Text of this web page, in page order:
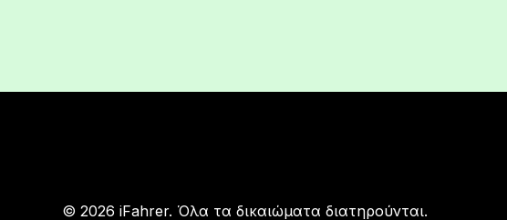
© 2026 iFahrer. Όλα τα δικαιώματα διατηρούνται.